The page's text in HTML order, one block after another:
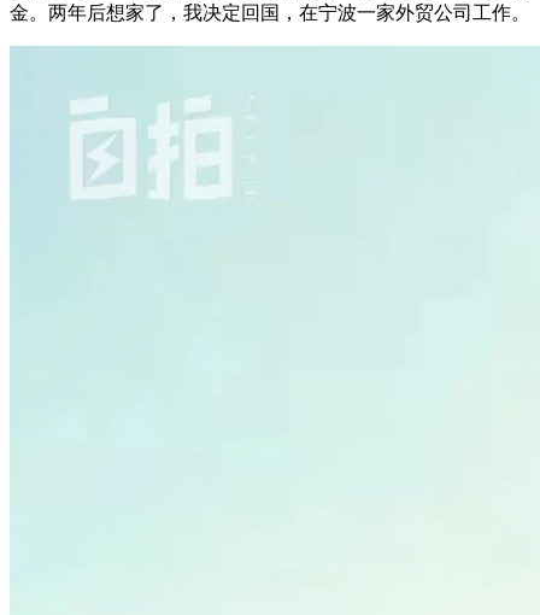
金。两年后想家了，我决定回国，在宁波一家外贸公司工作。